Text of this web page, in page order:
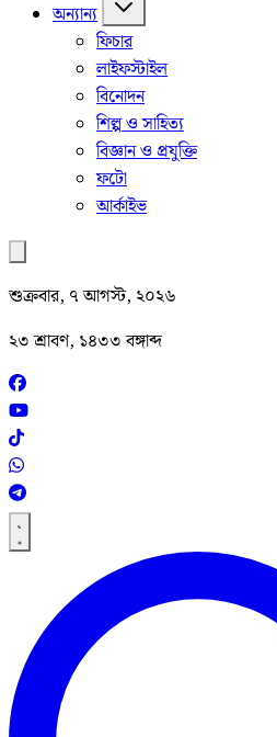
অন্যান্য
ফিচার
লাইফস্টাইল
বিনোদন
শিল্প ও সাহিত্য
বিজ্ঞান ও প্রযুক্তি
ফটো
আর্কাইভ
শুক্রবার, ৭ আগস্ট, ২০২৬
২৩ শ্রাবণ, ১৪৩৩ বঙ্গাব্দ